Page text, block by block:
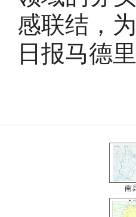
感联结，
日报马德
南